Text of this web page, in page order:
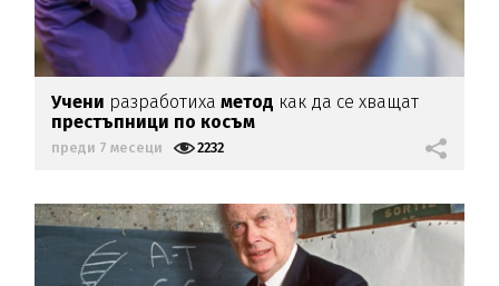
Учени разработихаметод как да се хващат
престъпници по косъм
преди 7 месеци 2232